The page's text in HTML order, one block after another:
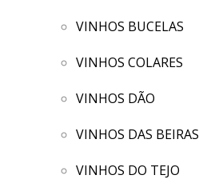
VINHOS BUCELAS
VINHOS COLARES
VINHOS DÃO
VINHOS DAS BEIRAS
VINHOS DO TEJO